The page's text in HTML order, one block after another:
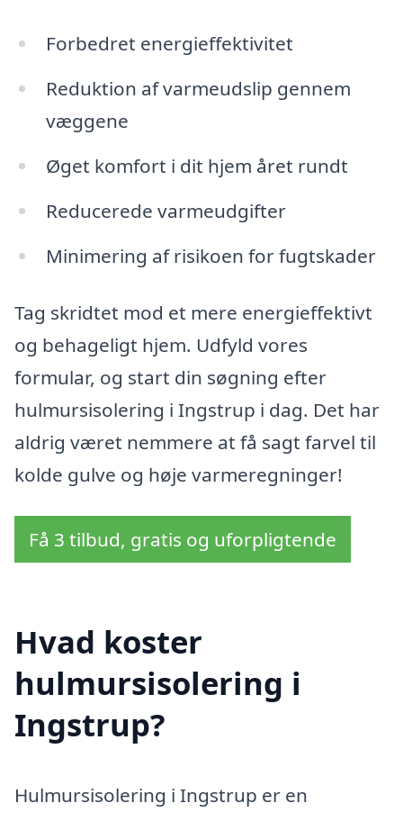
Forbedret energieffektivitet
Reduktion af varmeudslip gennem
væggene
Øget komfort i dit hjem året rundt
Reducerede varmeudgifter
Minimering af risikoen for fugtskader
Tag skridtet mod et mere energieffektivt
og behageligt hjem. Udfyld vores
formular, og start din søgning efter
hulmursisolering i Ingstrup i dag. Det har
aldrig været nemmere at få sagt farvel til
kolde gulve og høje varmeregninger!
Få 3 tilbud, gratis og uforpligtende
Hvad koster
hulmursisolering i
Ingstrup?
Hulmursisolering i Ingstrup er en